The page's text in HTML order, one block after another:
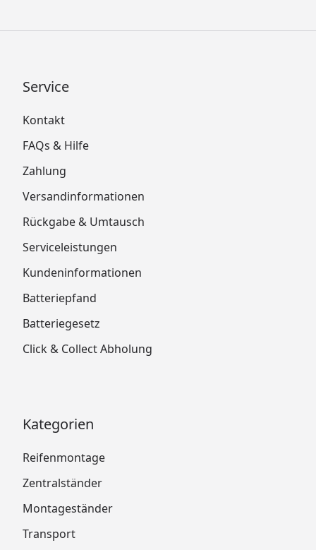
Service
Kontakt
FAQs & Hilfe
Zahlung
Versandinformationen
Rückgabe & Umtausch
Serviceleistungen
Kundeninformationen
Batteriepfand
Batteriegesetz
Click & Collect Abholung
Kategorien
Reifenmontage
Zentralständer
Montageständer
Transport